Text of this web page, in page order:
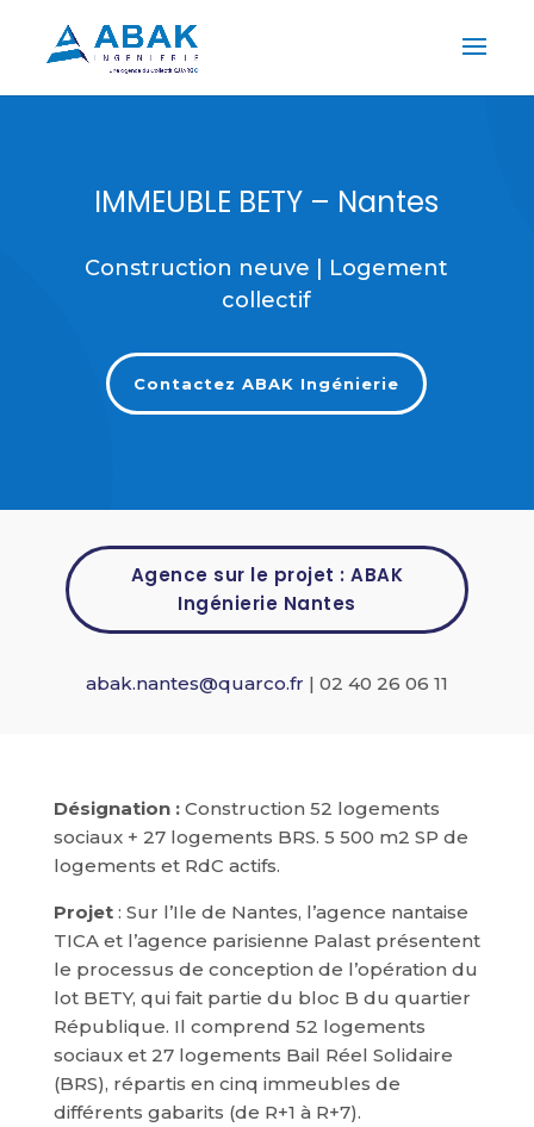
IMMEUBLE BETY – Nantes
Construction neuve
Logement
collectif
Contactez ABAK Ingénierie
Agence sur le projet : ABAK
Ingénierie Nantes
abak.nantes@quarco.fr | 02 40 26 06 11
Désignation :Construction 52 logements
sociaux + 27 logements BRS. 5 500 m2 SP de
logements et RdC actifs.
Projet: Sur l’Ile de Nantes, l’agence nantaise
TICA et l’agence parisienne Palast présentent
le processus de conception de l’opération du
lot BETY, qui fait partie du bloc B du quartier
République. Il comprend 52 logements
sociaux et 27 logements Bail Réel Solidaire
(BRS), répartis en cinq immeubles de
différents gabarits (de R+1 à R+7).